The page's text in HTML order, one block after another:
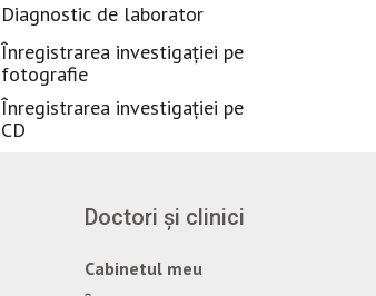
Diagnostic de laborator
Înregistrarea investigației pe
fotografie
Înregistrarea investigației pe
CD
Doctori și clinici
Cabinetul meu